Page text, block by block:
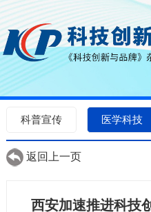
科普宣传 医学科技
返回上一页
西安加速推进科技